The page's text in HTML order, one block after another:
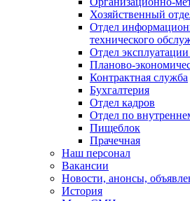
Хозяйственный
Отдел
технического
Отдел
Планово-
Контрактная служба
Бухгалтерия
Отдел кадров
Отдел по
Пищеблок
Прачечная
Наш персонал
Вакансии
Новости, анонсы,
История